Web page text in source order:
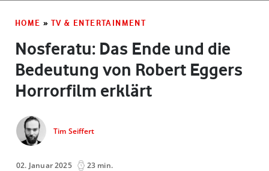
HOME » TV & ENTERTAINMENT
Nosferatu: Das Ende und die
Bedeutung von Robert Eggers
Horrorfilm erklärt
Tim Seiffert
02. Januar 2025 23 min.